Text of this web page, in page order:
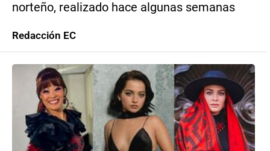
norteño, realizado hace algunas semanas
Redacción EC